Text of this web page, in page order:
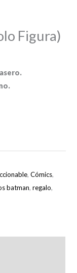
Figura)
,Cómics,
batman,regalo,